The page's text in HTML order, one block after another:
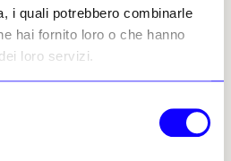
i quali potrebbero combinarle
hai fornito loro o che hanno
loro servizi.